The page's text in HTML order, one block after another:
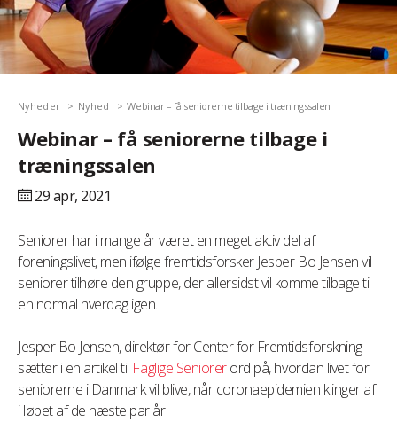
Nyheder Nyhed Webinar – få seniorerne tilbage i træningssalen
Webinar – få seniorerne tilbage i
træningssalen
29 apr, 2021
Seniorer har i mange år været en meget aktiv del af
foreningslivet, men ifølge fremtidsforsker Jesper Bo Jensen vil
seniorer tilhøre den gruppe, der allersidst vil komme tilbage til
en normal hverdag igen.
Jesper Bo Jensen, direktør for Center for Fremtidsforskning
sætter i en artikel til Faglige Seniorerord på, hvordan livet for
seniorerne i Danmark vil blive, når coronaepidemien klinger af
i løbet af de næste par år.